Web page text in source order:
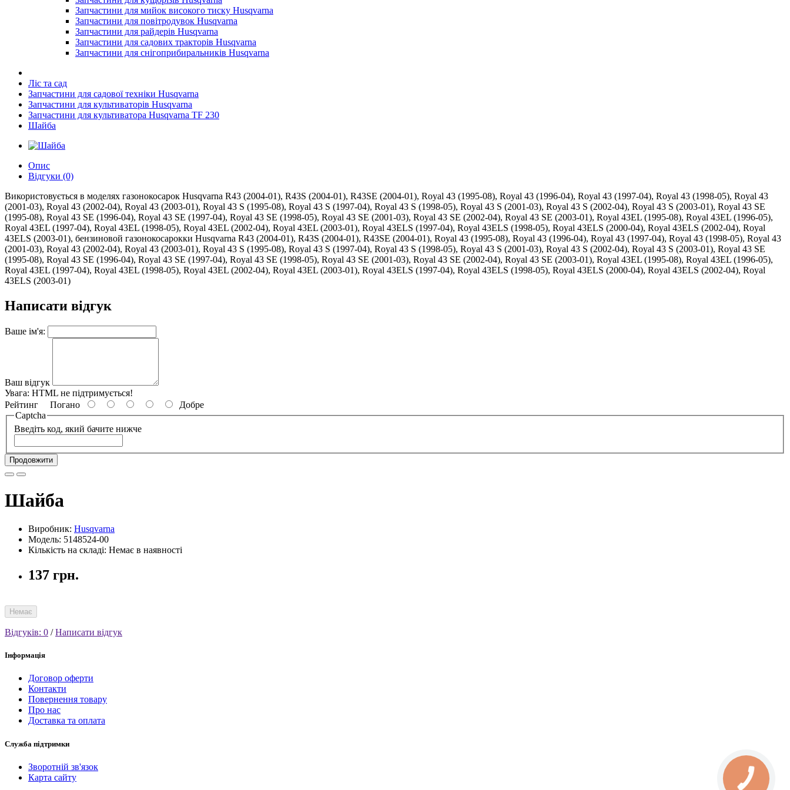
Запчастини для мийок високого тиску Husqvarna
Запчастини для повітродувок Husqvarna
Запчастини для райдерів Husqvarna
Запчастини для садових тракторів Husqvarna
Запчастини для снігоприбиральників Husqvarna
Ліс та сад
Запчастини для садової техніки Husqvarna
Запчастини для культиваторів Husqvarna
Запчастини для культиватора Husqvarna TF 230
Шайба
Опис
Відгуки (0)
Використовується в моделях газонокосарок Husqvarna R43 (2004-01), R43S (2004-01), R43SE (2004-01), Royal 43 (1995-08), Royal 43 (1996-04), Royal 43 (1997-04), Royal 43 (1998-05), Royal 43
(2001-03), Royal 43 (2002-04), Royal 43 (2003-01), Royal 43 S (1995-08), Royal 43 S (1997-04), Royal 43 S (1998-05), Royal 43 S (2001-03), Royal 43 S (2002-04), Royal 43 S (2003-01), Royal 43 SE
(1995-08), Royal 43 SE (1996-04), Royal 43 SE (1997-04), Royal 43 SE (1998-05), Royal 43 SE (2001-03), Royal 43 SE (2002-04), Royal 43 SE (2003-01), Royal 43EL (1995-08), Royal 43EL (1996-05),
Royal 43EL (1997-04), Royal 43EL (1998-05), Royal 43EL (2002-04), Royal 43EL (2003-01), Royal 43ELS (1997-04), Royal 43ELS (1998-05), Royal 43ELS (2000-04), Royal 43ELS (2002-04), Royal
43ELS (2003-01), бензиновой газонокосарокки Husqvarna R43 (2004-01), R43S (2004-01), R43SE (2004-01), Royal 43 (1995-08), Royal 43 (1996-04), Royal 43 (1997-04), Royal 43 (1998-05), Royal 43
(2001-03), Royal 43 (2002-04), Royal 43 (2003-01), Royal 43 S (1995-08), Royal 43 S (1997-04), Royal 43 S (1998-05), Royal 43 S (2001-03), Royal 43 S (2002-04), Royal 43 S (2003-01), Royal 43 SE
(1995-08), Royal 43 SE (1996-04), Royal 43 SE (1997-04), Royal 43 SE (1998-05), Royal 43 SE (2001-03), Royal 43 SE (2002-04), Royal 43 SE (2003-01), Royal 43EL (1995-08), Royal 43EL (1996-05),
Royal 43EL (1997-04), Royal 43EL (1998-05), Royal 43EL (2002-04), Royal 43EL (2003-01), Royal 43ELS (1997-04), Royal 43ELS (1998-05), Royal 43ELS (2000-04), Royal 43ELS (2002-04), Royal
43ELS (2003-01)
Написати відгук
Ваше ім'я:
Ваш відгук
Увага: HTML не підтримується!
Рейтинг Погано
Добре
Captcha
Введіть код, який бачите нижче
Продовжити
Шайба
Виробник: Husqvarna
Модель: 5148524-00
Кількість на складі: Немає в наявності
137 грн.
Немає
Відгуків: 0 /Написати відгук
Інформація
Договор оферти
Контакти
Повернення товару
Про нас
Доставка та оплата
Служба підтримки
Зворотній зв'язок
Карта сайту